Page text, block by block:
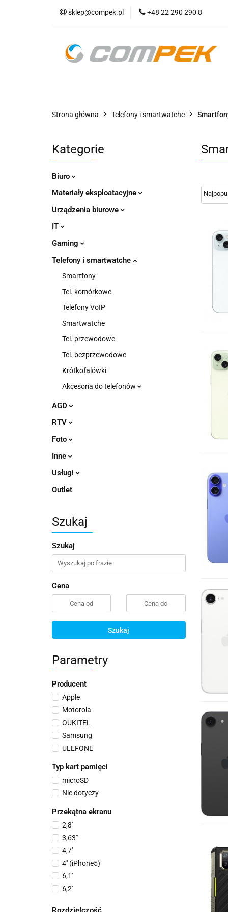
sklep@compek.pl +48 22 290 290 8
O nas
Strona główna Telefony i smartwatche
Kategorie
Biuro
Materiały eksploatacyjne
Urządzenia biurowe
IT
Gaming
Telefony i smartwatche
Smartfony
Tel. komórkowe
Telefony VoIP
Smartwatche
Tel. przewodowe
Tel. bezprzewodowe
Krótkofalówki
Akcesoria do telefonów
AGD
RTV
Foto
Inne
Usługi
Outlet
Szukaj
Szukaj
Cena
Szukaj
Parametry
Producent
Apple
Motorola
OUKITEL
Samsung
ULEFONE
Typ kart pamięci
microSD
Nie dotyczy
Przekątna ekranu
2,8''
3,63"
4,7''
4'' (iPhone5)
6,1''
6,2''